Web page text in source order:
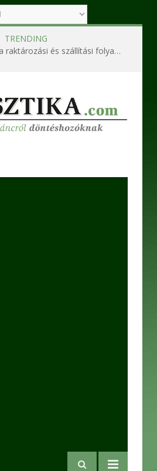
TRENDING
A pántolás szerepe a raktározási és szállítási folyamatokban